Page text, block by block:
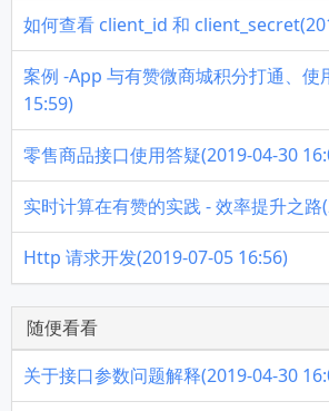
如何查看 client_id 和
案例 -App 与有赞微商城积分打通、使
15:59)
零售商品接口使用答疑(2019-04-30
实时计算在有赞的实践 - 效率提升之
Http 请求开发(2019-07-05 16:56)
随便看看
关于接口参数问题解释(2019-04-30